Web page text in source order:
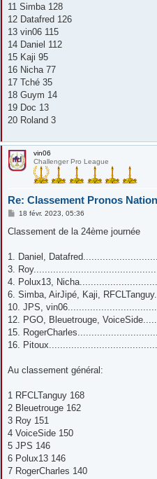
11 Simba 128
12 Datafred 126
13 vin06 115
14 Daniel 112
15 Kaji 95
16 Nicha 77
17 Tché 35
18 Guym 14
19 Doc 13
20 Roland 3
vin06
Challenger Pro League
Re: Classement Pronos
M
s
g
18 févr. 2023, 05:36
Classement de la 24ème journée
1. Daniel,
3.
4. Polux13,
6. Simba, AirJipé, Kaji,
10. JPS,
12. PGO, Bleuetrouge,
15.
16.
Au classement général:
1 RFCLTanguy 168
2 Bleuetrouge 162
3 Roy 151
4 VoiceSide 150
5 JPS 146
6 Polux13 146
7 RogerCharles 140